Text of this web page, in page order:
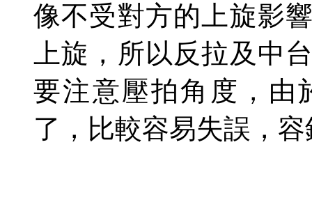
像不受對方的上旋影
上旋，所以反拉及中
要注意壓拍角度，由
了，比較容易失誤，